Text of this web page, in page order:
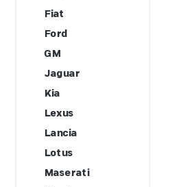
Fiat
Ford
GM
Jaguar
Kia
Lexus
Lancia
Lotus
Maserati